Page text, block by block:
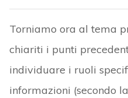
Torniamo ora al tema
chiariti i punti
individuare i ruoli
informazioni (secondo